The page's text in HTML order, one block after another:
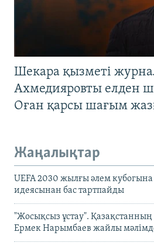
Шекара қызметі
Ахмедияровты елден
Оған қарсы шағым
Жаңалықтар
UEFA 2030 жылғы әлем
идеясынан бас тартпайды
"Жосықсыз ұстау".
Ермек Нарымбаев жайлы